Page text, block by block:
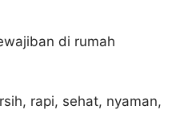
di rumah
rapi, sehat, nyaman,